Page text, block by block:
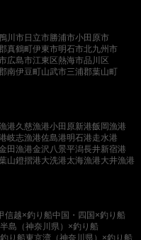
川市日立市勝浦市小田原市
真鶴町伊東市明石市北九州市
広島市江東区熱海市品川区
南伊豆町山武市三浦郡葉山町
港久慈漁港小田原新港飯岡漁港
岐志漁港佐島港明石港走水港
田漁港金沢八景平潟長井新宿港
山鐙摺港大洗港太海漁港大井漁港
信越×釣り船中国・四国×釣り船
島（神奈川県）×釣り船
り船東京湾（神奈川県）×釣り船